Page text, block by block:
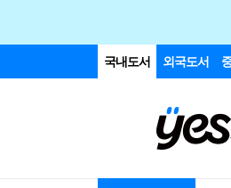
국내도서 외국도서